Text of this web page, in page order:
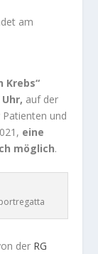
Krebs“
auf der
und
eine
möglich.
der RG